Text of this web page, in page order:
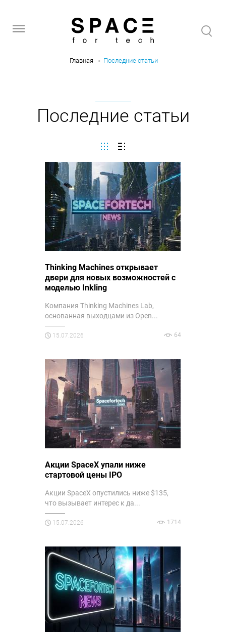
Главная Последние статьи
Последние статьи
Thinking Machines открывает
двери для новых возможностей с
моделью Inkling
Компания Thinking Machines Lab,
основанная выходцами из Open...
15.07.2026 64
Акции SpaceX упали ниже
стартовой цены IPO
Акции SpaceX опустились ниже $135,
что вызывает интерес к да...
15.07.2026 1714